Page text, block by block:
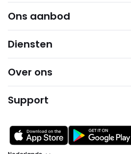
Ons aanbod
Diensten
Over ons
Support